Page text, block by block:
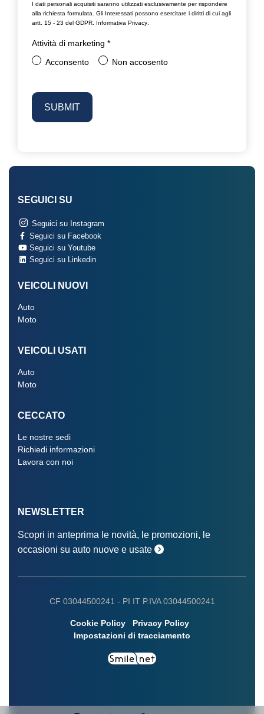
I dati personali acquisiti saranno utilizzati esclusivamente per rispondere
alla richiesta formulata. Gli Interessati possono esercitare i diritti di cui agli
artt. 15 - 23 del GDPR. Informativa Privacy
Attività di marketing *
Acconsento Non accosento
SEGUICI SU
Seguici su Instagram
Seguici su Facebook
Seguici su Youtube
Seguici su Linkedin
VEICOLI NUOVI
Auto
Moto
VEICOLI USATI
Auto
Moto
CECCATO
Le nostre sedi
Richiedi informazioni
Lavora con noi
NEWSLETTER
Scopri in anteprima le novità, le promozioni, le
occasioni su auto nuove e usate
CF 03044500241 - PI IT P.IVA 03044500241
Cookie Policy
Privacy Policy
Impostazioni di tracciamento